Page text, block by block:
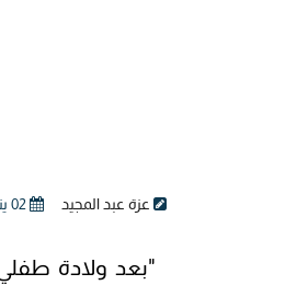
عزة عبد المجيد 02 يناير 2026 | 06:00 مساءً
"بعد ولادة